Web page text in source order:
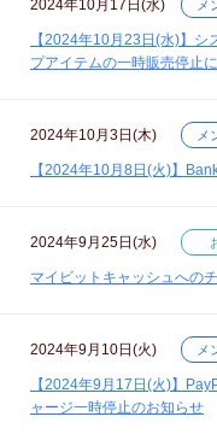
2024年10月17日(水) メ
【2024年10月23日(水)】
プアイテムの一時販売停止
2024年10月3日(木) メ
【2024年10月8日(火)】
2024年9月25日(水)
マイビットキャッシュへの
2024年9月10日(火) メ
【2024年9月17日(火)】
ャージ一時停止のお知らせ